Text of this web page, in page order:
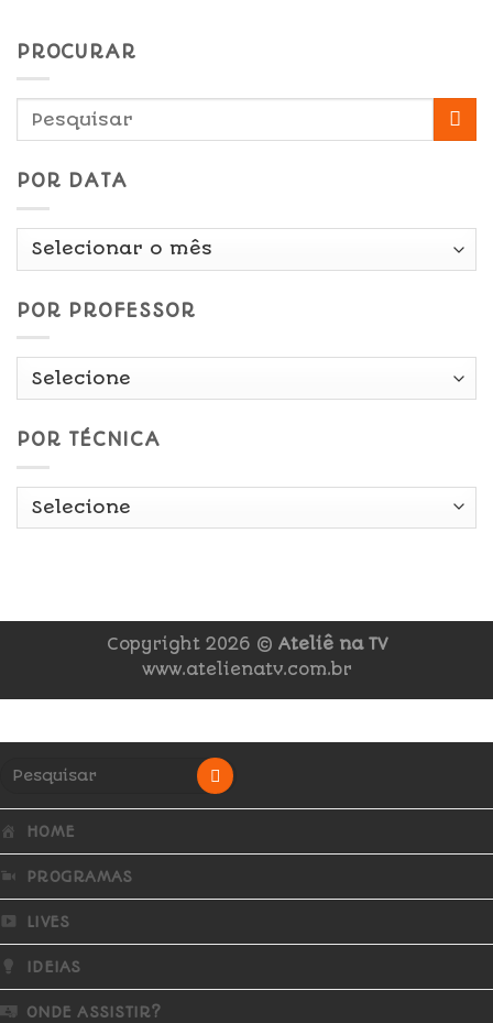
PROCURAR
POR DATA
Por
POR PROFESSOR
POR TÉCNICA
Copyright 2026 © Ateliê na TV
www.atelienatv.com.br
HOME
PROGRAMAS
LIVES
IDEIAS
ONDE ASSISTIR?